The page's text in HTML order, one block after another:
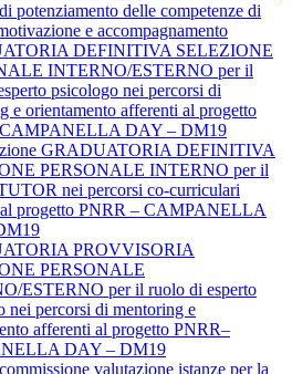
potenziamento delle competenze di
e accompagnamento
DEFINITIVA SELEZIONE
INTERNO/ESTERNO per il
psicologo nei percorsi di
e orientamento afferenti al progetto
DAY – DM19
GRADUATORIA DEFINITIVA
PERSONALE INTERNO per il
nei percorsi co-curriculari
progetto PNRR – CAMPANELLA
PROVVISORIA
PERSONALE
ESTERNO per il ruolo di esperto
nei percorsi di mentoring e
afferenti al progetto PNRR–
DAY – DM19
valutazione istanze per la